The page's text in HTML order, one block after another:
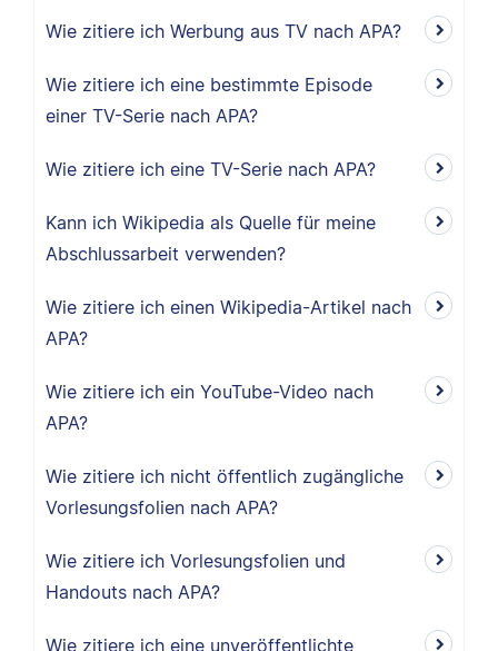
Wie zitiere ich Werbung aus TV nach APA?
Wie zitiere ich eine bestimmte Episode
einer TV-Serie nach APA?
Wie zitiere ich eine TV-Serie nach APA?
Kann ich Wikipedia als Quelle für meine
Abschlussarbeit verwenden?
Wie zitiere ich einen Wikipedia-Artikel nach
APA?
Wie zitiere ich ein YouTube-Video nach
APA?
Wie zitiere ich nicht öffentlich zugängliche
Vorlesungsfolien nach APA?
Wie zitiere ich Vorlesungsfolien und
Handouts nach APA?
Wie zitiere ich eine unveröffentlichte